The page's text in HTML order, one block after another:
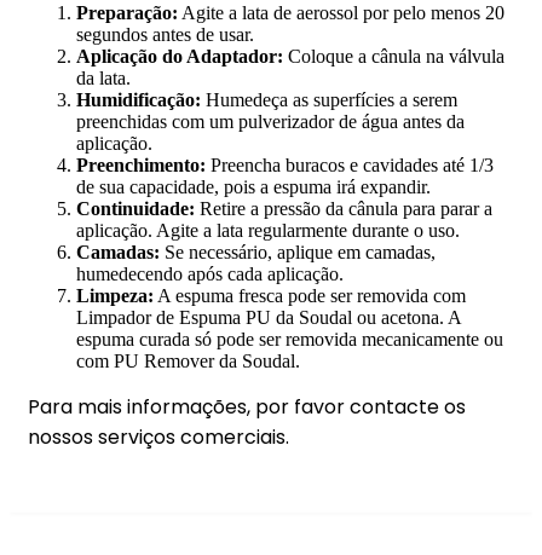
Preparação: Agite a lata de aerossol por pelo menos 20
segundos antes de usar.
Aplicação do Adaptador: Coloque a cânula na válvula
da lata.
Humidificação: Humedeça as superfícies a serem
preenchidas com um pulverizador de água antes da
aplicação.
Preenchimento: Preencha buracos e cavidades até 1/3
de sua capacidade, pois a espuma irá expandir.
Continuidade: Retire a pressão da cânula para parar a
aplicação. Agite a lata regularmente durante o uso.
Camadas: Se necessário, aplique em camadas,
humedecendo após cada aplicação.
Limpeza: A espuma fresca pode ser removida com
Limpador de Espuma PU da Soudal ou acetona. A
espuma curada só pode ser removida mecanicamente ou
com PU Remover da Soudal.
Para mais informações, por favor contacte os
nossos serviços comerciais.